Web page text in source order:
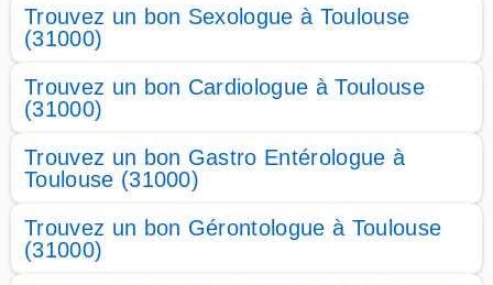
Trouvez un bon Sexologue à Toulouse
(31000)
Trouvez un bon Cardiologue à Toulouse
(31000)
Trouvez un bon Gastro Entérologue à
Toulouse (31000)
Trouvez un bon Gérontologue à Toulouse
(31000)